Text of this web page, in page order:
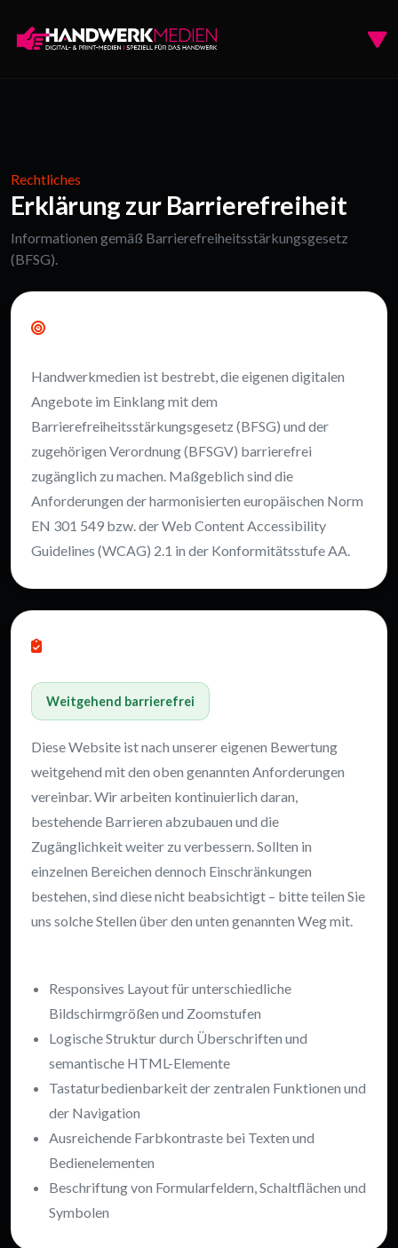
Rechtliches
Erklärung zur Barrierefreiheit
Informationen gemäß Barrierefreiheitsstärkungsgesetz
(BFSG).
Handwerkmedien ist bestrebt, die eigenen digitalen
Angebote im Einklang mit dem
Barrierefreiheitsstärkungsgesetz (BFSG) und der
zugehörigen Verordnung (BFSGV) barrierefrei
zugänglich zu machen. Maßgeblich sind die
Anforderungen der harmonisierten europäischen Norm
EN 301 549 bzw. der Web Content Accessibility
Guidelines (WCAG) 2.1 in der Konformitätsstufe AA.
Weitgehend barrierefrei
Diese Website ist nach unserer eigenen Bewertung
weitgehend mit den oben genannten Anforderungen
vereinbar. Wir arbeiten kontinuierlich daran,
bestehende Barrieren abzubauen und die
Zugänglichkeit weiter zu verbessern. Sollten in
einzelnen Bereichen dennoch Einschränkungen
bestehen, sind diese nicht beabsichtigt – bitte teilen Sie
uns solche Stellen über den unten genannten Weg mit.
Responsives Layout für unterschiedliche
Bildschirmgrößen und Zoomstufen
Logische Struktur durch Überschriften und
semantische HTML-Elemente
Tastaturbedienbarkeit der zentralen Funktionen und
der Navigation
Ausreichende Farbkontraste bei Texten und
Bedienelementen
Beschriftung von Formularfeldern, Schaltflächen und
Symbolen